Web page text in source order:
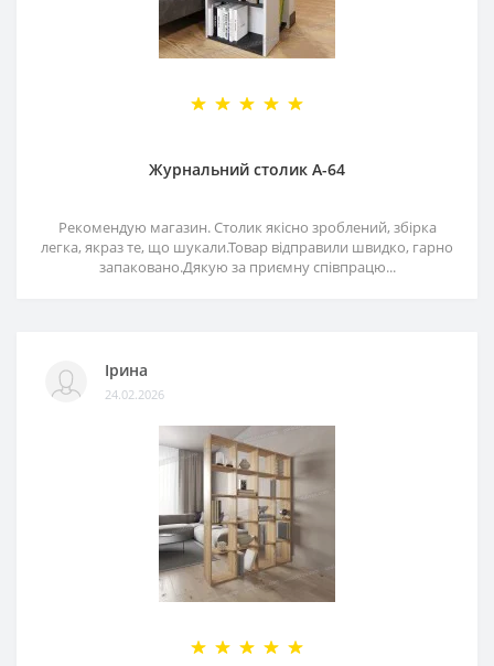
Журнальний столик А-64
Рекомендую магазин. Столик якісно зроблений, збірка
легка, якраз те, що шукали.Товар відправили швидко, гарно
запаковано.Дякую за приємну співпрацю...
Ірина
24.02.2026